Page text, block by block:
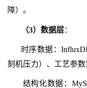
障）。
（3） 数据层：
时序数据：
刻机压力）、工艺参数
结构化数据：